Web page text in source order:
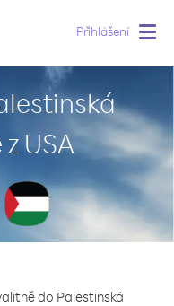
Přihlášení
USA
do Palestinská